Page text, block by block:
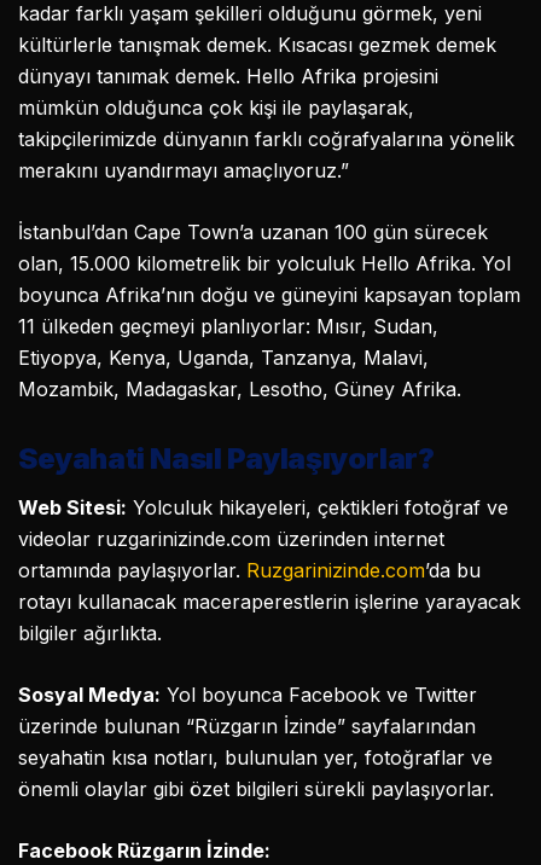
kadar farklı yaşam şekilleri olduğunu görmek, yeni
kültürlerle tanışmak demek. Kısacası gezmek demek
dünyayı tanımak demek. Hello Afrika projesini
mümkün olduğunca çok kişi ile paylaşarak,
takipçilerimizde dünyanın farklı coğrafyalarına yönelik
merakını uyandırmayı amaçlıyoruz.”
İstanbul’dan Cape Town’a uzanan 100 gün sürecek
olan, 15.000 kilometrelik bir yolculuk Hello Afrika. Yol
boyunca Afrika’nın doğu ve güneyini kapsayan toplam
11 ülkeden geçmeyi planlıyorlar: Mısır, Sudan,
Etiyopya, Kenya, Uganda, Tanzanya, Malavi,
Mozambik, Madagaskar, Lesotho, Güney Afrika.
Seyahati Nasıl Paylaşıyorlar?
Web Sitesi: Yolculuk hikayeleri, çektikleri fotoğraf ve
videolar ruzgarinizinde.com üzerinden internet
ortamında paylaşıyorlar. Ruzgarinizinde.com’da bu
rotayı kullanacak maceraperestlerin işlerine yarayacak
bilgiler ağırlıkta.
Sosyal Medya: Yol boyunca Facebook ve Twitter
üzerinde bulunan “Rüzgarın İzinde” sayfalarından
seyahatin kısa notları, bulunulan yer, fotoğraflar ve
önemli olaylar gibi özet bilgileri sürekli paylaşıyorlar.
Facebook Rüzgarın İzinde: